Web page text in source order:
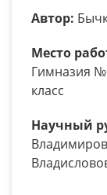
Автор:
Место
Гимназия
класс
Научный